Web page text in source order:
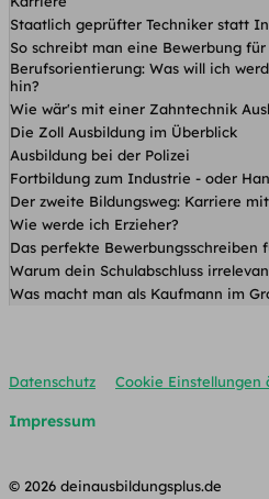
Staatlich geprüfter Techniker statt
So schreibt man eine Bewerbung
Berufsorientierung: Was will ich
hin?
Wie wär's mit einer Zahntechnik
Die Zoll Ausbildung im Überblick
Ausbildung bei der Polizei
Fortbildung zum Industrie - oder
Der zweite Bildungsweg: Karriere
Wie werde ich Erzieher?
Das perfekte Bewerbungsschreiben
Warum dein Schulabschluss
Was macht man als Kaufmann im
Datenschutz Cookie Einstellungen
Impressum
© 2026 deinausbildungsplus.de